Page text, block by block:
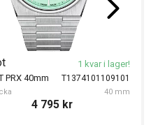
T1374101109101
40 mm
PRX 40mm
1 kvar i lager!
4 795 kr